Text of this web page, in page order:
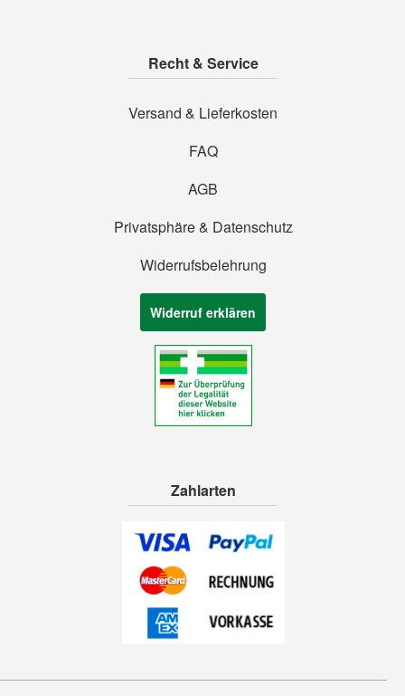
Recht & Service
Versand & Lieferkosten
FAQ
AGB
Privatsphäre & Datenschutz
Widerrufsbelehrung
Widerruf erklären
Zahlarten